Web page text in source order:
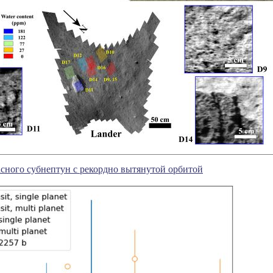
субнептун с рекордно вытянутой орбитой